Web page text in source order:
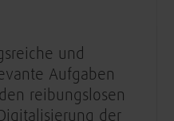
und
Aufgaben
reibungslosen
der